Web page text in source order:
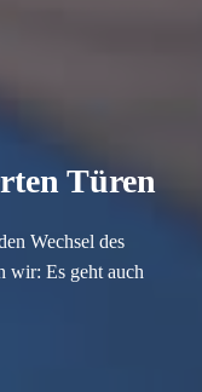
Türen
Wechsel des
wir: Es geht auch